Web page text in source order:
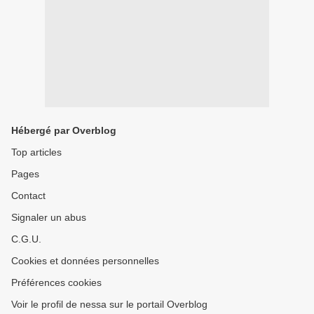
Hébergé par Overblog
Top articles
Pages
Contact
Signaler un abus
C.G.U.
Cookies et données personnelles
Préférences cookies
Voir le profil de nessa sur le portail Overblog